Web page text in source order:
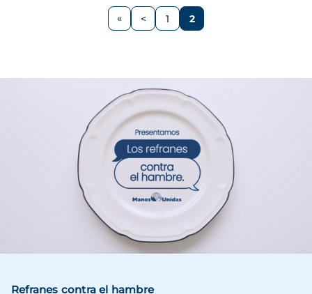
Página
< Página
1 Página
2
Refranes contra el hambre